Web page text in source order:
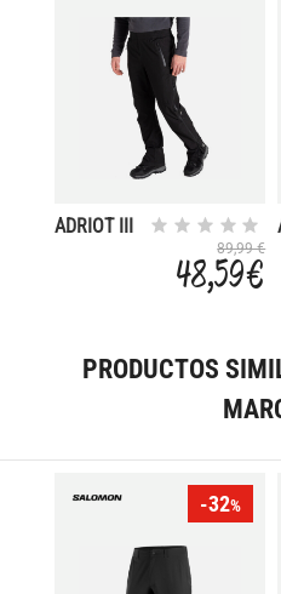
ADRIOT III
89,99 €
48,59 €
PRODUCTOS
-32%